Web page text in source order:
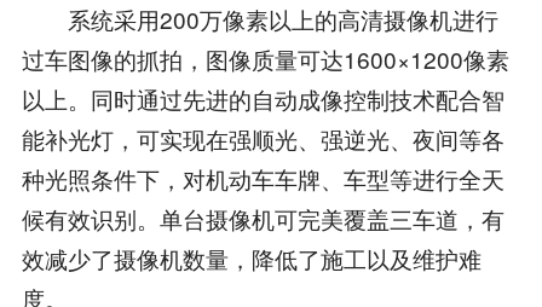
系统采用200万像素以上的高清摄像机进行
过车图像的抓拍，图像质量可达1600×1200像素
以上。同时通过先进的自动成像控制技术配合智
能补光灯，可实现在强顺光、强逆光、夜间等各
种光照条件下，对机动车车牌、车型等进行全天
候有效识别。单台摄像机可完美覆盖三车道，有
效减少了摄像机数量，降低了施工以及维护难
度。